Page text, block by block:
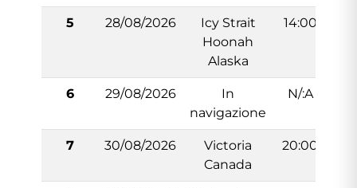
5 28/08/2026
Icy Strait
Hoonah
Alaska
14:00
6 29/08/2026
In
navigazione
N/:A
7 30/08/2026
Victoria
Canada
20:00